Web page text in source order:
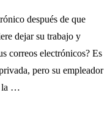
después de que
dejar su trabajo y
correos electrónicos? Es
pero su empleador
la …